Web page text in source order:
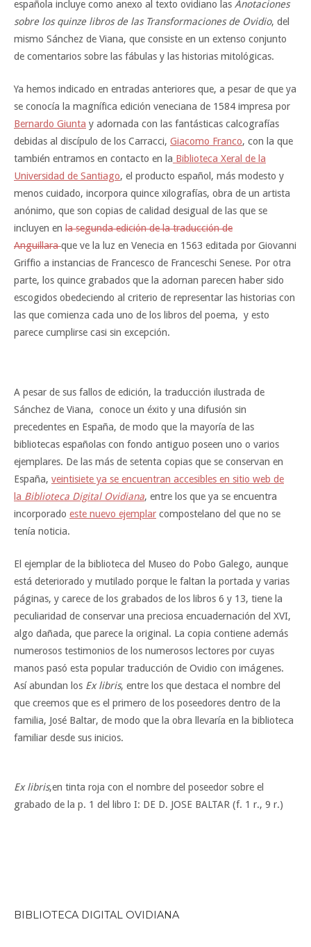
española incluye como anexo al texto ovidiano las Anotaciones
sobre los quinze libros de las Transformaciones de Ovidio, del
mismo Sánchez de Viana, que consiste en un extenso conjunto
de comentarios sobre las fábulas y las historias mitológicas.
Ya hemos indicado en entradas anteriores que, a pesar de que ya
se conocía la magnífica edición veneciana de 1584 impresa por
Bernardo Giunta y adornada con las fantásticas calcografías
debidas al discípulo de los Carracci, Giacomo Franco, con la que
también entramos en contacto en la Biblioteca Xeral de la
Universidad de Santiago, el producto español, más modesto y
menos cuidado, incorpora quince xilografías, obra de un artista
anónimo, que son copias de calidad desigual de las que se
incluyen en la segunda edición de la traducción de
Anguillaraque ve la luz en Venecia en 1563 editada por Giovanni
Griffio a instancias de Francesco de Franceschi Senese. Por otra
parte, los quince grabados que la adornan parecen haber sido
escogidos obedeciendo al criterio de representar las historias con
las que comienza cada uno de los libros del poema, y esto
parece cumplirse casi sin excepción.
A pesar de sus fallos de edición, la traducción ilustrada de
Sánchez de Viana, conoce un éxito y una difusión sin
precedentes en España, de modo que la mayoría de las
bibliotecas españolas con fondo antiguo poseen uno o varios
ejemplares. De las más de setenta copias que se conservan en
España, veintisiete ya se encuentran accesibles en sitio web de
la Biblioteca Digital Ovidiana, entre los que ya se encuentra
incorporado este nuevo ejemplar compostelano del que no se
tenía noticia.
El ejemplar de la biblioteca del Museo do Pobo Galego, aunque
está deteriorado y mutilado porque le faltan la portada y varias
páginas, y carece de los grabados de los libros 6 y 13, tiene la
peculiaridad de conservar una preciosa encuadernación del XVI,
algo dañada, que parece la original. La copia contiene además
numerosos testimonios de los numerosos lectores por cuyas
manos pasó esta popular traducción de Ovidio con imágenes.
Así abundan los Ex libris, entre los que destaca el nombre del
que creemos que es el primero de los poseedores dentro de la
familia, José Baltar, de modo que la obra llevaría en la biblioteca
familiar desde sus inicios.
Ex libris,en tinta roja con el nombre del poseedor sobre el
grabado de la p. 1 del libro I: DE D. JOSE BALTAR (f. 1 r., 9 r.)
BIBLIOTECA DIGITAL OVIDIANA